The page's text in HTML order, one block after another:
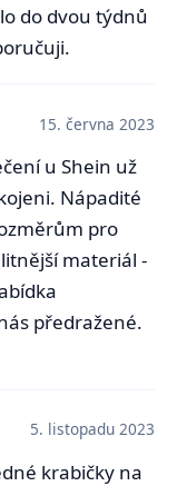
do dvou týdnů
15. června 2023
u Shein už
Nápadité
pro
materiál -
předražené.
5. listopadu 2023
krabičky na